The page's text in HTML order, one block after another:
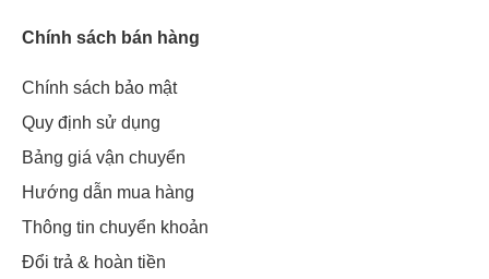
Chính sách bán hàng
Chính sách bảo mật
Quy định sử dụng
Bảng giá vận chuyển
Hướng dẫn mua hàng
Thông tin chuyển khoản
Đổi trả & hoàn tiền